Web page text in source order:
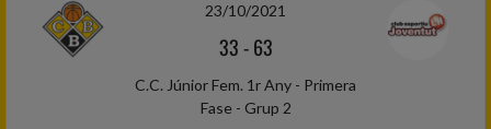
23/10/2021
33-63
C.C. Júnior Fem. 1r Any - Primera
Fase - Grup 2